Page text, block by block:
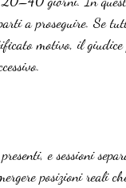
a proseguire. Se
motivo, il giudice
e sessioni
posizioni reali